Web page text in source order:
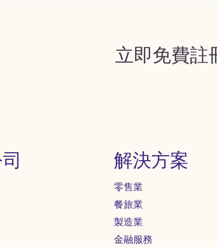
立即免費註
解決方案
零售業
餐旅業
製造業
金融服務